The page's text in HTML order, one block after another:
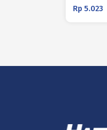
Rp 5.023